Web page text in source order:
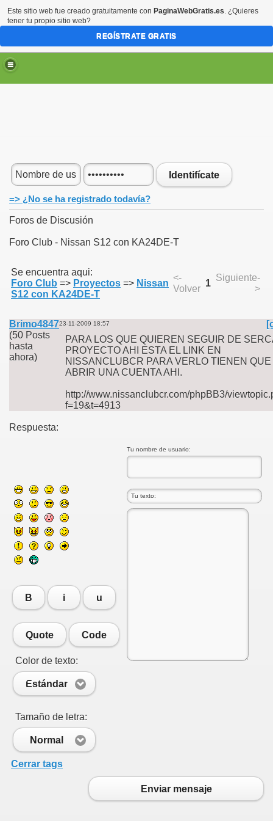
Identifícate
=> ¿No se ha registrado todavía?
Foros de Discusión
Foro Club - Nissan S12 con KA24DE-T
Se encuentra aqui:
Foro Club => Proyectos => Nissan
S12 con KA24DE-T
<-
Volver
1
Siguiente-
>
Brimo4847
(50 Posts
hasta
ahora)
23-11-2009 18:57
PARA LOS QUE QUIEREN SEGUIR DE
PROYECTO AHI ESTA EL LINK EN
NISSANCLUBCR PARA VERLO TIENEN QUE
ABRIR UNA CUENTA AHI.
http://www.nissanclubcr.com/phpBB3/
f=19&t=4913
Respuesta:
Tu nombre de usuario:
B i u
Quote Code
Color de texto:
Estándar
Tamaño de letra:
Normal
Cerrar tags
Enviar mensaje
Este sitio web fue creado gratuitamente con PaginaWebGratis.es. ¿Quieres
tener tu propio sitio web?
REGÍSTRATE GRATIS